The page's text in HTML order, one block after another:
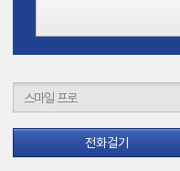
전화걸기